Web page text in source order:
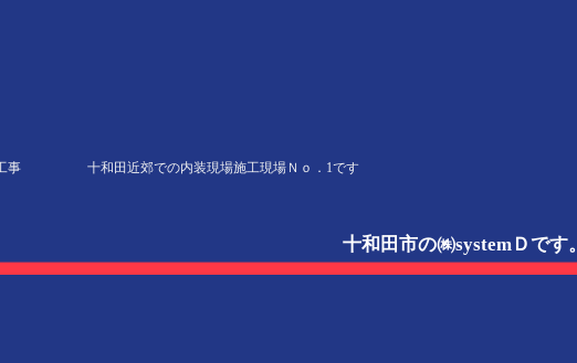
事 十和田近郊での内装現場施工現場Ｎｏ．1です
十和田市の㈱systemＤです。